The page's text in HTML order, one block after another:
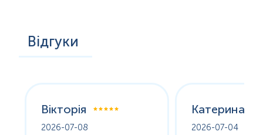
Відгуки
Вікторія
2026-07-08
Катерина
2026-07-04